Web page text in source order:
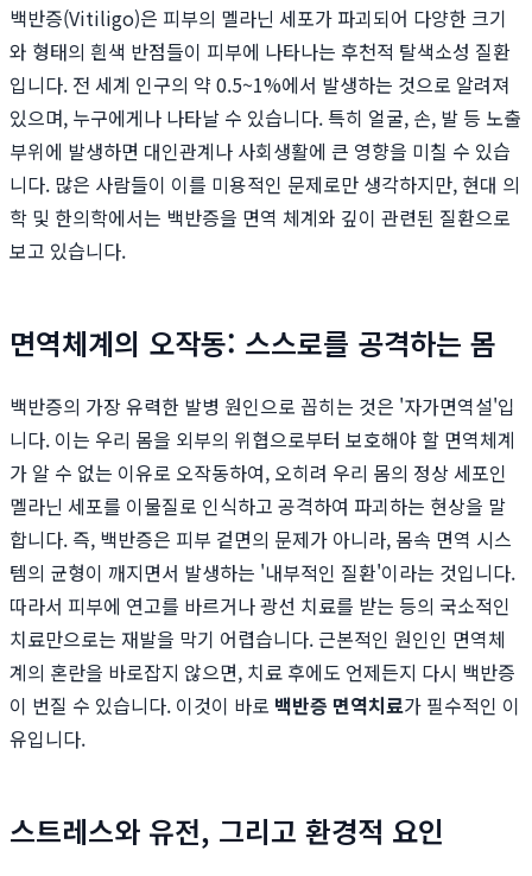
백반증(Vitiligo)은 피부의 멜라닌 세포가 파괴되어 다양한 크기
와 형태의 흰색 반점들이 피부에 나타나는 후천적 탈색소성 질환
입니다. 전 세계 인구의 약 0.5~1%에서 발생하는 것으로 알려져
있으며, 누구에게나 나타날 수 있습니다. 특히 얼굴, 손, 발 등 노출
부위에 발생하면 대인관계나 사회생활에 큰 영향을 미칠 수 있습
니다. 많은 사람들이 이를 미용적인 문제로만 생각하지만, 현대 의
학 및 한의학에서는 백반증을 면역 체계와 깊이 관련된 질환으로
보고 있습니다.
면역체계의 오작동: 스스로를 공격하는 몸
백반증의 가장 유력한 발병 원인으로 꼽히는 것은 '자가면역설'입
니다. 이는 우리 몸을 외부의 위협으로부터 보호해야 할 면역체계
가 알 수 없는 이유로 오작동하여, 오히려 우리 몸의 정상 세포인
멜라닌 세포를 이물질로 인식하고 공격하여 파괴하는 현상을 말
합니다. 즉, 백반증은 피부 겉면의 문제가 아니라, 몸속 면역 시스
템의 균형이 깨지면서 발생하는 '내부적인 질환'이라는 것입니다.
따라서 피부에 연고를 바르거나 광선 치료를 받는 등의 국소적인
치료만으로는 재발을 막기 어렵습니다. 근본적인 원인인 면역체
계의 혼란을 바로잡지 않으면, 치료 후에도 언제든지 다시 백반증
이 번질 수 있습니다. 이것이 바로 백반증 면역치료가 필수적인 이
유입니다.
스트레스와 유전, 그리고 환경적 요인